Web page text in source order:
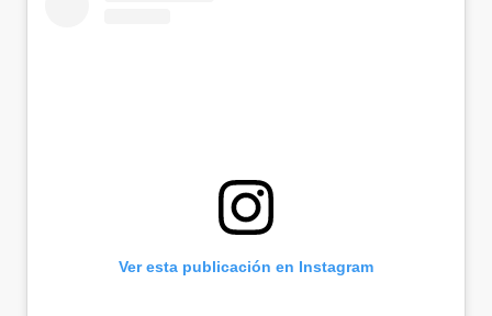
Ver esta publicación en Instagram